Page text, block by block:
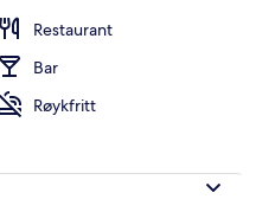
Restaurant
Bar
Røykfritt